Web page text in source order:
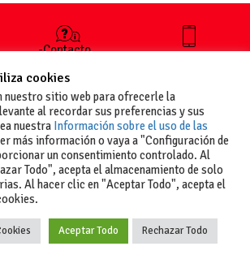
-Contacto
publicar un
anuncio
-Vende+
+34 627 35
La guia del motor
cookies
nuestro sitio web para ofrecerle la
al recordar sus preferencias y sus
nuestra Información sobre el uso de las
más información o vaya a "Configuración de
un consentimiento controlado. Al
Todo", acepta el almacenamiento de solo
Al hacer clic en "Aceptar Todo", acepta el
Aceptar Todo Rechazar Todo